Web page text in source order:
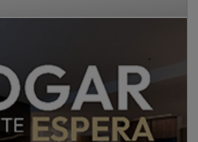
fue también el hilo conductor
de este año. Una coincidencia
teniendo en cuenta que la
por un intenso aguacero que
actividad desde el inicialmente
Iglesia de Nuestra Señora de la
sede de la Biblioteca Municipal